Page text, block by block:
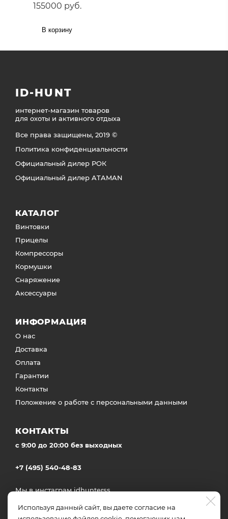
155000 руб.
В корзину
Используя данный сайт, вы даете согласие на
ID-HUNT
интернет-магазин товаров
для охоты и активного отдыха
Все права защищены, 2019 ©
Политика конфиденциальности
Официальный дилер РОК
Официальный дилер ATAMAN
КАТАЛОГ
Винтовки
Прицелы
Компрессоры
Кормушки
Снаряжение
Аксессуары
ИНФОРМАЦИЯ
О нас
Доставка
Оплата
Гарантии
Контакты
Положение о работе с персональными данными
КОНТАКТЫ
c 9:00 до 20:00 без выходных
+7 (495) 540-48-83
Мы в инстаграмidhunterss
Доставка во все регионы России